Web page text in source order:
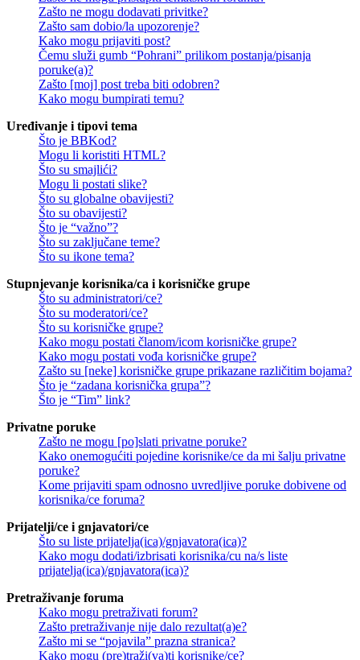
Zašto ne mogu dodavati privitke?
Zašto sam dobio/la upozorenje?
Kako mogu prijaviti post?
Čemu služi gumb “Pohrani” prilikom postanja/pisanja
poruke(a)?
Zašto [moj] post treba biti odobren?
Kako mogu bumpirati temu?
Uređivanje i tipovi tema
Što je BBKod?
Mogu li koristiti HTML?
Što su smajlići?
Mogu li postati slike?
Što su globalne obavijesti?
Što su obavijesti?
Što je “važno”?
Što su zaključane teme?
Što su ikone tema?
Stupnjevanje korisnika/ca i korisničke grupe
Što su administratori/ce?
Što su moderatori/ce?
Što su korisničke grupe?
Kako mogu postati članom/icom korisničke grupe?
Kako mogu postati vođa korisničke grupe?
Zašto su [neke] korisničke grupe prikazane različitim bojama?
Što je “zadana korisnička grupa”?
Što je “Tim” link?
Privatne poruke
Zašto ne mogu [po]slati privatne poruke?
Kako onemogućiti pojedine korisnike/ce da mi šalju privatne
poruke?
Kome prijaviti spam odnosno uvredljive poruke dobivene od
korisnika/ce foruma?
Prijatelji/ce i gnjavatori/ce
Što su liste prijatelja(ica)/gnjavatora(ica)?
Kako mogu dodati/izbrisati korisnika/cu na/s liste
prijatelja(ica)/gnjavatora(ica)?
Pretraživanje foruma
Kako mogu pretraživati forum?
Zašto pretraživanje nije dalo rezultat(a)e?
Zašto mi se “pojavila” prazna stranica?
Kako mogu (pre)traži(va)ti korisnike/ce?